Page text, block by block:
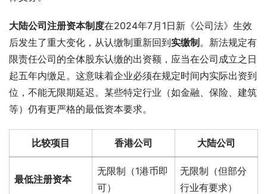
大陆公司注册资本制度在2024年7月1日新《公司法》生效
后发生了重大变化，从认缴制重新回到实缴制。新法规定有
限责任公司的全体股东认缴的出资额，应当在公司成立之日
起五年内缴足。这意味着企业必须在规定时间内实际出资到
位，不能无限期延迟。某些特定行业（如金融、保险、建筑
等）仍有更严格的最低资本要求。
比较项目 香港公司 大陆公司
最低注册资本
无限制（1港币即
可）
无限制（但部分
行业有要求）